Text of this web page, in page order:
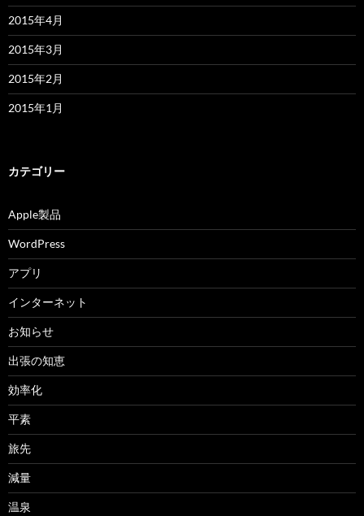
2015年4月
2015年3月
2015年2月
2015年1月
カテゴリー
Apple製品
WordPress
アプリ
インターネット
お知らせ
出張の知恵
効率化
平素
旅先
減量
温泉